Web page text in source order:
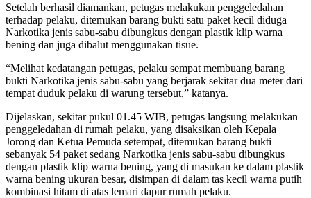
Setelah berhasil diamankan, petugas melakukan penggeledahan
terhadap pelaku, ditemukan barang bukti satu paket kecil diduga
Narkotika jenis sabu-sabu dibungkus dengan plastik klip warna
bening dan juga dibalut menggunakan tisue.
“Melihat kedatangan petugas, pelaku sempat membuang barang
bukti Narkotika jenis sabu-sabu yang berjarak sekitar dua meter dari
tempat duduk pelaku di warung tersebut,” katanya.
Dijelaskan, sekitar pukul 01.45 WIB, petugas langsung melakukan
penggeledahan di rumah pelaku, yang disaksikan oleh Kepala
Jorong dan Ketua Pemuda setempat, ditemukan barang bukti
sebanyak 54 paket sedang Narkotika jenis sabu-sabu dibungkus
dengan plastik klip warna bening, yang di masukan ke dalam plastik
warna bening ukuran besar, disimpan di dalam tas kecil warna putih
kombinasi hitam di atas lemari dapur rumah pelaku.